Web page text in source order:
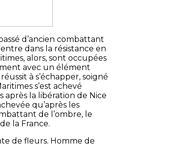
d’ancien combattant
dans la résistance en
alors, sont occupées
avec un élément
à s’échapper, soigné
s’est achevé
après la libération de Nice
qu’après les
de l’ombre, le
la France.
de fleurs. Homme de